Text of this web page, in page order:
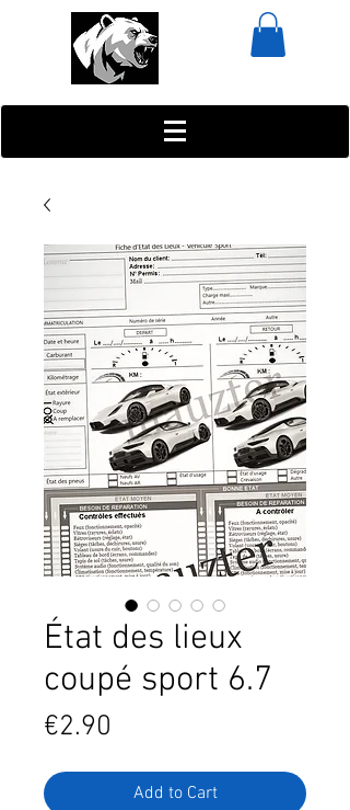
État des lieux
coupé sport 6.7
€2.90
Add to Cart